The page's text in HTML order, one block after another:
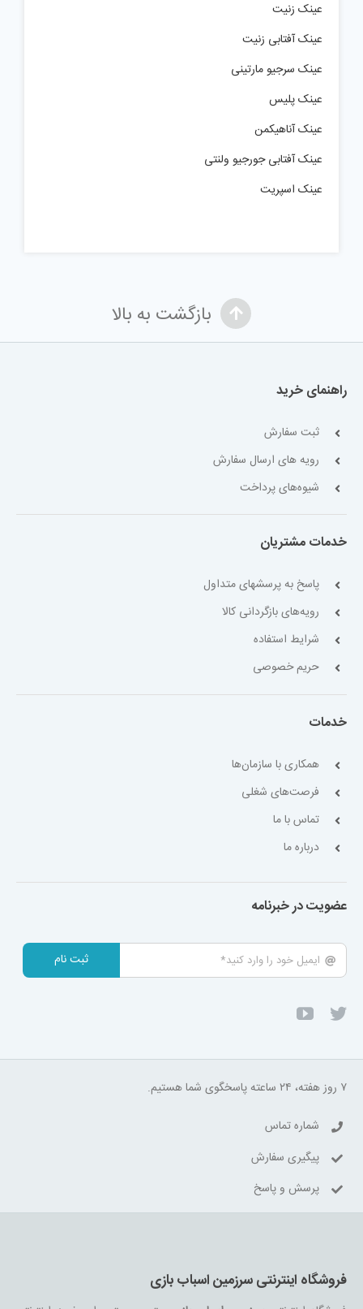
عینک زنیت
عینک آفتابی زنیت
عینک سرجیو مارتینی
عینک پلیس
عینک آناهیکمن
عینک آفتابی جورجیو ولنتی
عینک اسپریت
بازگشت به بالا
راهنمای خرید
ثبت سفارش
رویه های ارسال سفارش
شیوه‌های پرداخت
خدمات مشتریان
پاسخ به پرسشهای متداول
رویه‌های بازگردانی کالا
شرایط استفاده
حریم خصوصی
خدمات
همکاری با سازمان‌ها
فرصت‌های شغلی
تماس با ما
درباره ما
عضویت در خبرنامه
ثبت نام
۷ روز هفته، ۲۴ ساعته پاسخگوی شما هستیم.
شماره تماس
پیگیری سفارش
پرسش و پاسخ
فروشگاه اینترنتی سرزمین اسباب بازی